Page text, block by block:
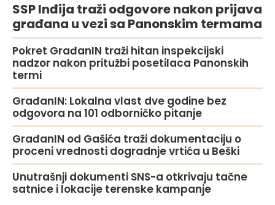
SSP Inđija traži odgovore nakon prijava
građana u vezi sa Panonskim termama
Pokret GrađanIN traži hitan inspekcijski
nadzor nakon pritužbi posetilaca Panonskih
termi
GrađanIN: Lokalna vlast dve godine bez
odgovora na 101 odborničko pitanje
GrađanIN od Gašića traži dokumentaciju o
proceni vrednosti dogradnje vrtića u Beški
Unutrašnji dokumenti SNS-a otkrivaju tačne
satnice i lokacije terenske kampanje